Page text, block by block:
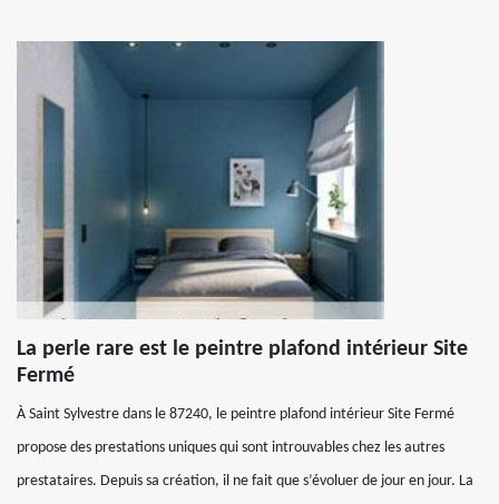
La perle rare est le peintre plafond intérieur Site
Fermé
À Saint Sylvestre dans le 87240, le peintre plafond intérieur Site Fermé
propose des prestations uniques qui sont introuvables chez les autres
prestataires. Depuis sa création, il ne fait que s’évoluer de jour en jour. La